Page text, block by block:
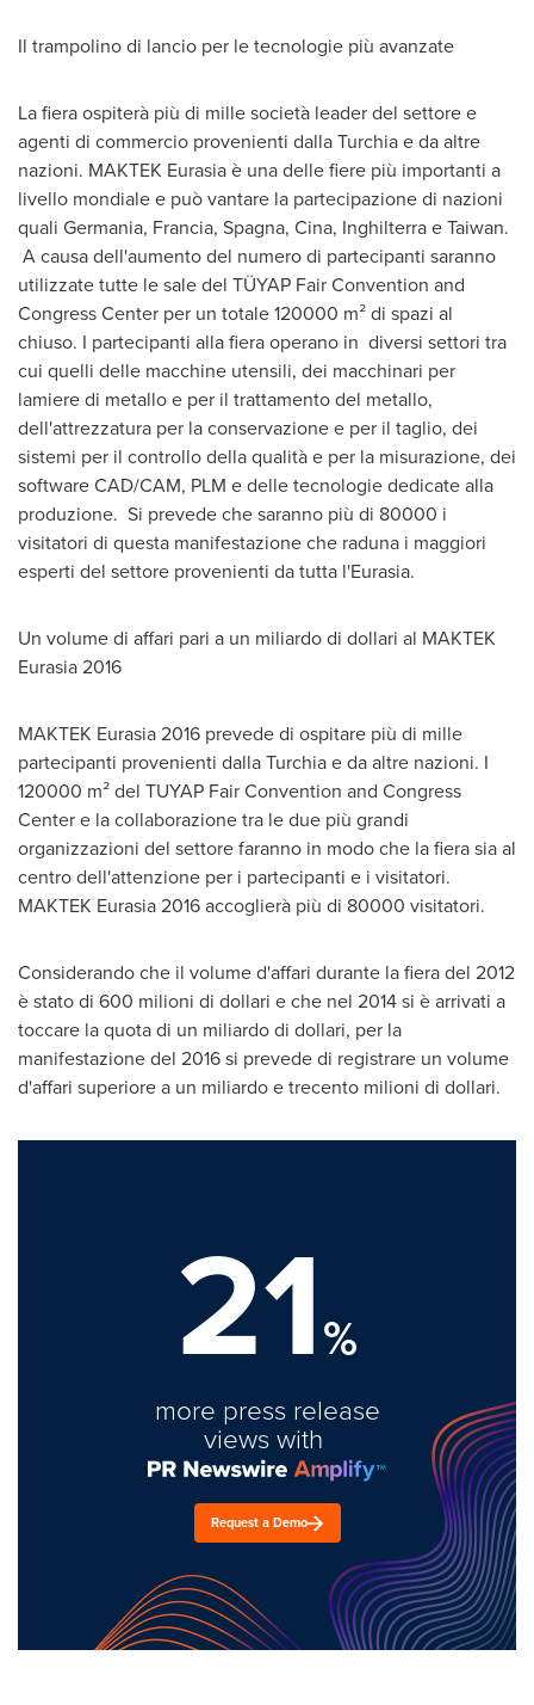
Il trampolino di lancio per le tecnologie più avanzate
La fiera ospiterà più di mille società leader del settore e
agenti di commercio provenienti dalla Turchia e da altre
nazioni. MAKTEK Eurasia è una delle fiere più importanti a
livello mondiale e può vantare la partecipazione di nazioni
quali Germania, Francia, Spagna, Cina, Inghilterra eTaiwan.
A causa dell'aumento del numero di partecipanti saranno
utilizzate tutte le sale del TÜYAP Fair Convention and
Congress Center per un totale 120000 m² di spazi al
chiuso. I partecipanti alla fiera operano in diversi settori tra
cui quelli delle macchine utensili, dei macchinari per
lamiere di metallo e per il trattamento del metallo,
dell'attrezzatura per la conservazione e per il taglio, dei
sistemi per il controllo della qualità e per la misurazione, dei
software CAD/CAM, PLM e delle tecnologie dedicate alla
produzione. Si prevede che saranno più di 80000 i
visitatori di questa manifestazione che raduna i maggiori
esperti del settore provenienti da tutta l'Eurasia.
Un volume di affari pari a un miliardo di dollari al MAKTEK
Eurasia 2016
MAKTEK Eurasia 2016 prevede di ospitare più di mille
partecipanti provenienti dalla Turchia e da altre nazioni. I
120000 m² del TUYAP Fair Convention and Congress
Center e la collaborazione tra le due più grandi
organizzazioni del settore faranno in modo che la fiera sia al
centro dell'attenzione per i partecipanti e i visitatori.
MAKTEK Eurasia 2016 accoglierà più di 80000 visitatori.
Considerando che il volume d'affari durante la fiera del 2012
è stato di 600 milioni di dollari e che nel 2014 si è arrivati a
toccare la quota di un miliardo di dollari, per la
manifestazione del 2016 si prevede di registrare un volume
d'affari superiore a un miliardo e trecento milioni di dollari.
21%
more press release
views with
Request a Demo